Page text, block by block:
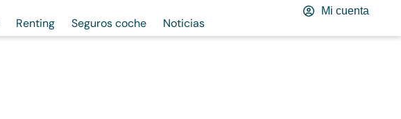
Renting Seguros coche Noticias
Mi cuenta